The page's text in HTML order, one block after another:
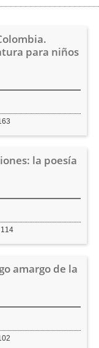
para niños
la poesía
amargo de la